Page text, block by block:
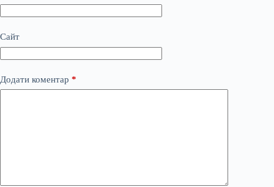
Сайт
Додати коментар *